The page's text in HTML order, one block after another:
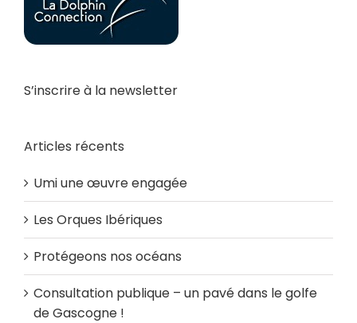
S’inscrire à la newsletter
Articles récents
Umi une œuvre engagée
Les Orques Ibériques
Protégeons nos océans
Consultation publique – un pavé dans le golfe
de Gascogne !